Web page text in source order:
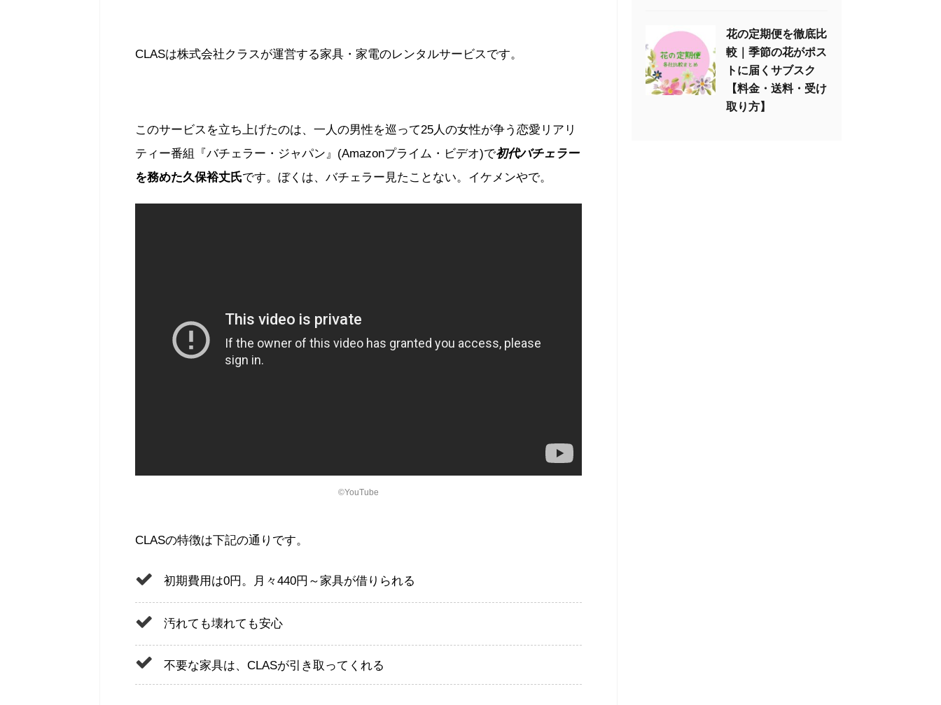
CLASは株式会社クラスが運営する家具・家電のレンタルサービスです。
このサービスを立ち上げたのは、一人の男性を巡って25人の女性が争う恋愛リアリ
ティー番組『バチェラー・ジャパン』(Amazonプライム・ビデオ)で初代バチェラー
を務めた久保裕丈氏です。ぼくは、バチェラー見たことない。イケメンやで。
©YouTube
CLASの特徴は下記の通りです。
初期費用は0円。月々440円～家具が借りられる
汚れても壊れても安心
不要な家具は、CLASが引き取ってくれる
花の定期便を徹底比
較｜季節の花がポス
トに届くサブスク
【料金・送料・受け
取り方】